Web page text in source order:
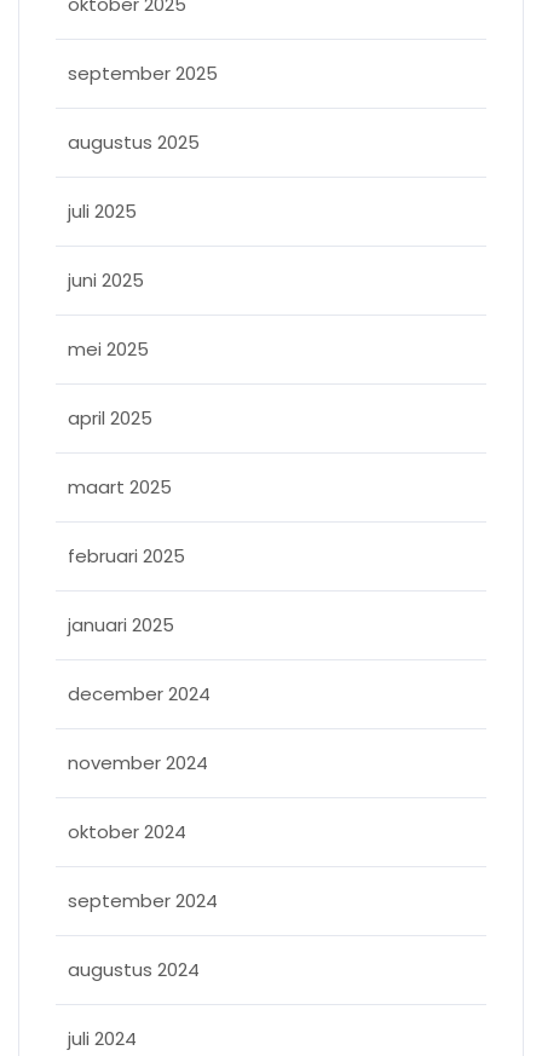
september 2025
augustus 2025
juli 2025
juni 2025
mei 2025
april 2025
maart 2025
februari 2025
januari 2025
december 2024
november 2024
oktober 2024
september 2024
augustus 2024
juli 2024